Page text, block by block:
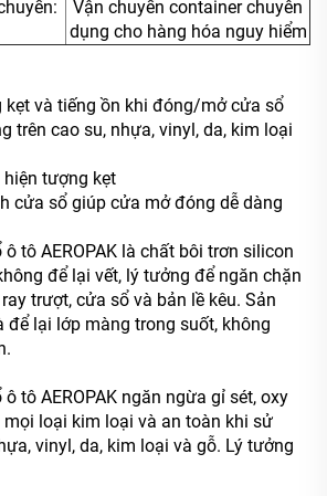
Vận chuyển container chuyên
dụng cho hàng hóa nguy hiểm
kẹt và tiếng ồn khi đóng/mở cửa sổ
trên cao su, nhựa, vinyl, da, kim loại
tượng kẹt
cửa sổ giúp cửa mở đóng dễ dàng
tô AEROPAK là chất bôi trơn silicon
để lại vết, lý tưởng để ngăn chặn
trượt, cửa sổ và bản lề kêu. Sản
để lại lớp màng trong suốt, không
tô AEROPAK ngăn ngừa gỉ sét, oxy
mọi loại kim loại và an toàn khi sử
vinyl, da, kim loại và gỗ. Lý tưởng